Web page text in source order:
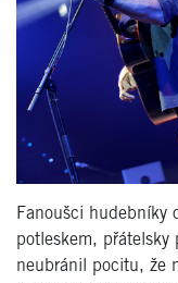
Fanoušci hudebníky
potleskem, přátelsky
neubránil pocitu, že